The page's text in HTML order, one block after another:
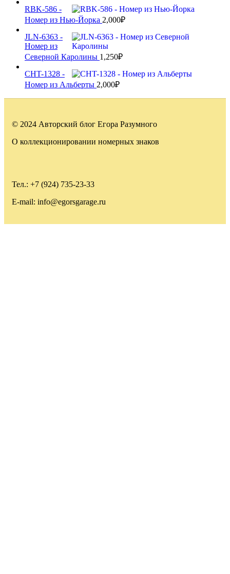
RBK-586 -
Номер из Нью-Йорка 2,000₽
JLN-6363 -
Номер из
Северной Каролины 1,250₽
CHT-1328 -
Номер из Альберты 2,000₽
© 2024 Авторский блог Егора Разумного
О коллекционировании номерных знаков
Тел.: +7 (924) 735-23-33
E-mail: info@egorsgarage.ru